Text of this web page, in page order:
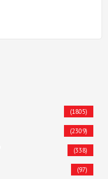
(1805)
(2309)
(338)
(97)